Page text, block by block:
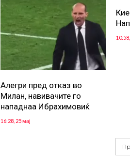
Алегри пред отказ во
Милан, навивачите го
нападнаа Ибрахимовиќ
16:28, 25 мај